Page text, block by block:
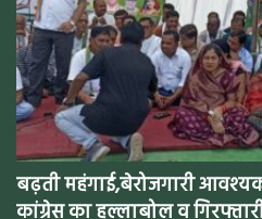
बढ़ती महंगाई,बेरोजगारी